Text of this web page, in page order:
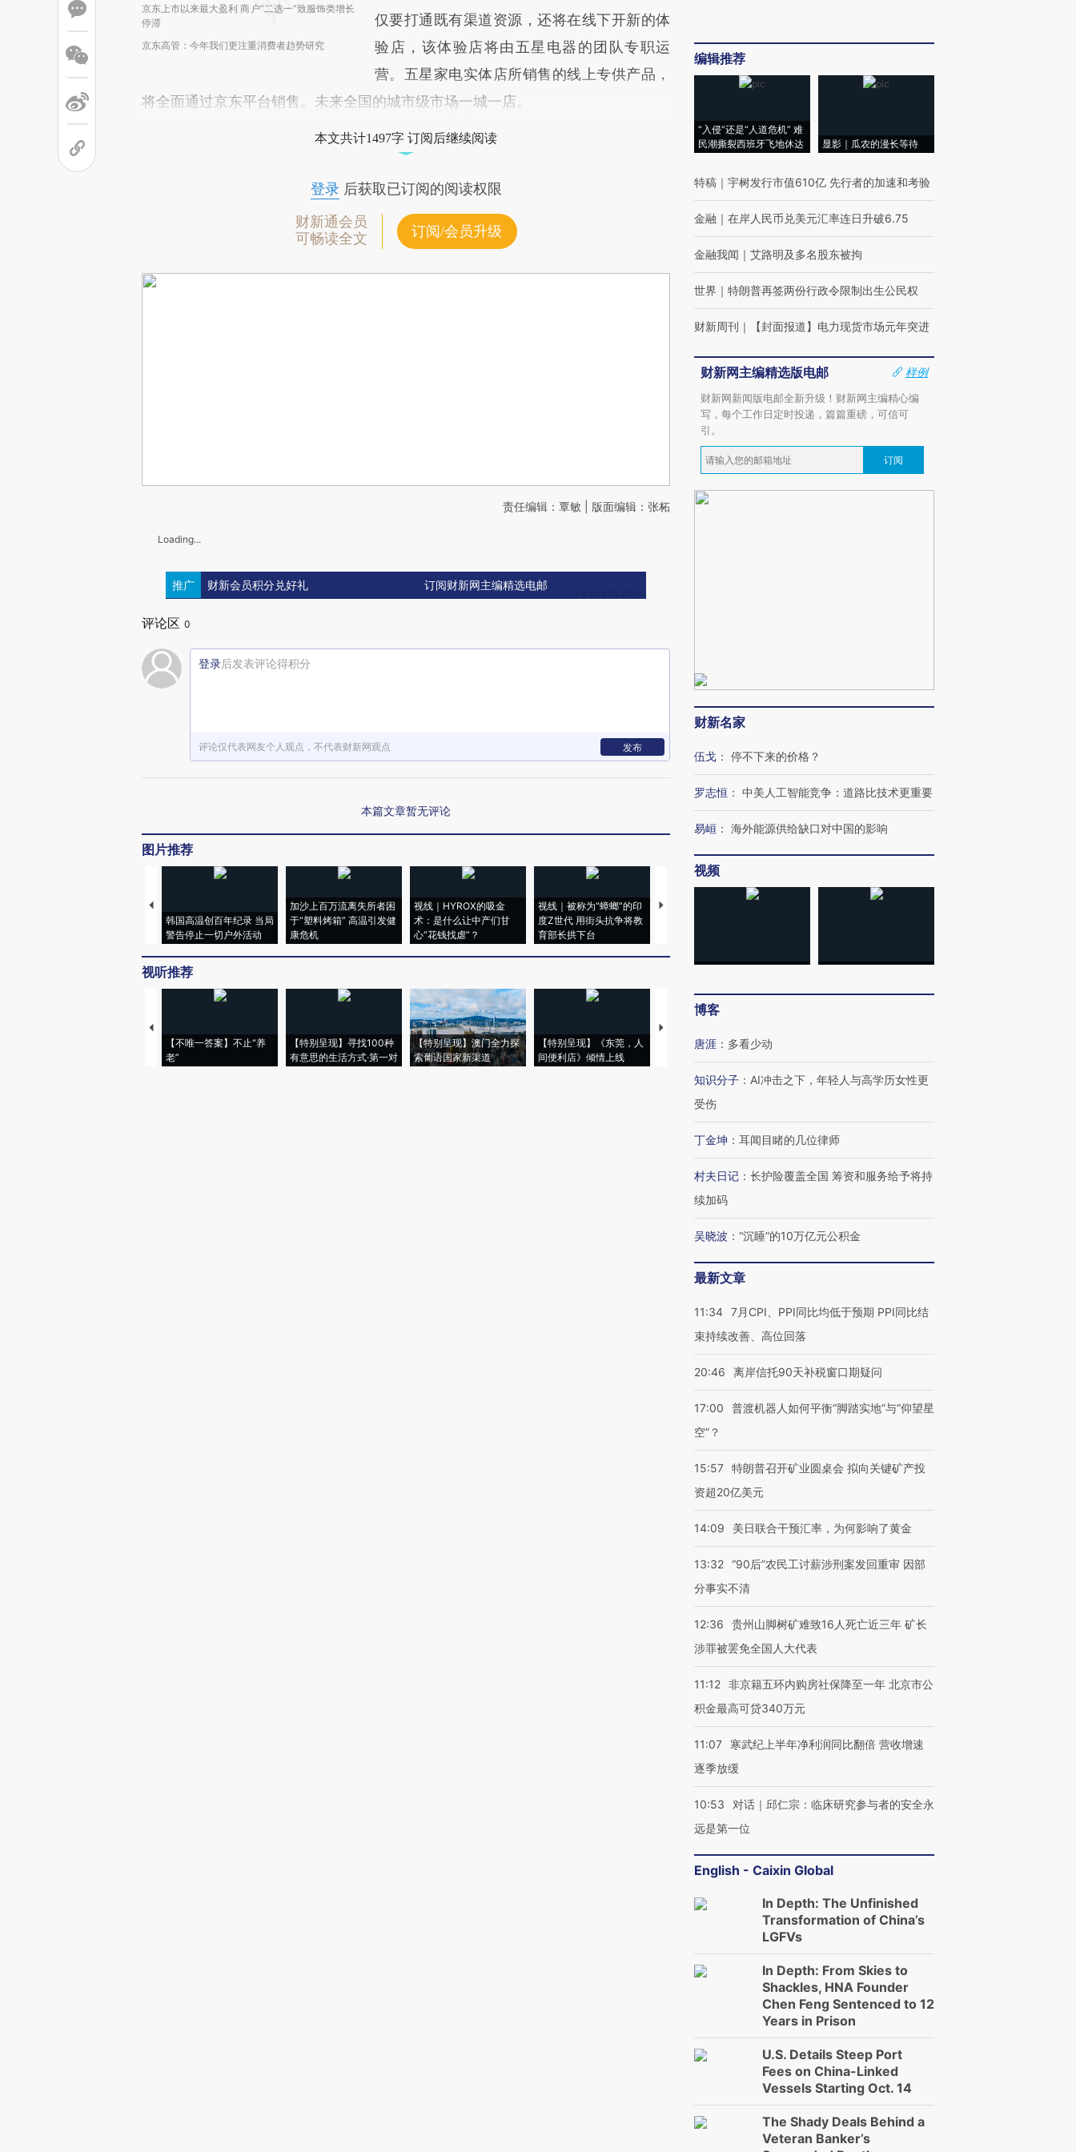
京东上市以来最大盈利 商户“二选一”致服饰类增长
停滞
京东高管：今年我们更注重消费者趋势研究
仅要打通既有渠道资源，还将在线下开新的体
验店，该体验店将由五星电器的团队专职运
营。五星家电实体店所销售的线上专供产品，
将全面通过京东平台销售。未来全国的城市级市场一城一店。
本文共计1497字 订阅后继续阅读
登录后获取已订阅的阅读权限
财新通会员
可畅读全文
订阅/会员升级
责任编辑：覃敏 | 版面编辑：张柘
Loading...
推广 财新会员积分兑好礼 订阅财新网主编精选电邮
评论区 0
登录后发表评论得积分
评论仅代表网友个人观点，不代表财新网观点 发布
本篇文章暂无评论
图片推荐
韩国高温创百年纪录 当局
警告停止一切户外活动
加沙上百万流离失所者困
于“塑料烤箱” 高温引发健
康危机
视线｜HYROX的吸金
术：是什么让中产们甘
心“花钱找虐”？
视线｜被称为“蟑螂”的印
度Z世代 用街头抗争将教
育部长拱下台
视线｜“入侵”还是“人道危
视听推荐
【不唯一答案】不止“养
老”
【特别呈现】寻找100种
有意思的生活方式·第一对
【特别呈现】澳门全力探
索葡语国家新渠道
【特别呈现】《东莞，人
间便利店》倾情上线
【推广】走进第四届链博
会，让数智科技“链”接产
编辑推荐
“入侵”还是“人道危机” 难
民潮撕裂西班牙飞地休达
显影｜瓜农的漫长等待
特稿 ｜ 宇树发行市值610亿 先行者的加速和考验
金融 ｜ 在岸人民币兑美元汇率连日升破6.75
金融我闻 ｜ 艾路明及多名股东被拘
世界 ｜ 特朗普再签两份行政令限制出生公民权
财新周刊 ｜ 【封面报道】电力现货市场元年突进
财新网主编精选版电邮
样例
财新网新闻版电邮全新升级！财新网主编精心编
写，每个工作日定时投递，篇篇重磅，可信可
引。
订阅
财新名家
伍戈 ： 停不下来的价格？
罗志恒 ： 中美人工智能竞争：道路比技术更重要
易峘 ： 海外能源供给缺口对中国的影响
视频
博客
唐涯 ： 多看少动
知识分子 ： AI冲击之下，年轻人与高学历女性更
受伤
丁金坤 ： 耳闻目睹的几位律师
村夫日记 ： 长护险覆盖全国 筹资和服务给予将持
续加码
吴晓波 ： “沉睡”的10万亿元公积金
最新文章
11:34 7月CPI、PPI同比均低于预期 PPI同比结
束持续改善、高位回落
20:46 离岸信托90天补税窗口期疑问
17:00
普渡机器人如何平衡“脚踏实地”与“仰望星
空”？
15:57 特朗普召开矿业圆桌会 拟向关键矿产投
资超20亿美元
14:09 美日联合干预汇率，为何影响了黄金
13:32 “90后”农民工讨薪涉刑案发回重审 因部
分事实不清
12:36
贵州山脚树矿难致16人死亡近三年 矿长
涉罪被罢免全国人大代表
11:12 非京籍五环内购房社保降至一年 北京市公
积金最高可贷340万元
11:07
寒武纪上半年净利润同比翻倍 营收增速
逐季放缓
10:53
对话｜邱仁宗：临床研究参与者的安全永
远是第一位
English - Caixin Global
In Depth: The Unfinished
Transformation of China’s
LGFVs
In Depth: From Skies to
Shackles, HNA Founder
Chen Feng Sentenced to 12
Years in Prison
U.S. Details Steep Port
Fees on China-Linked
Vessels Starting Oct. 14
The Shady Deals Behind a
Veteran Banker’s